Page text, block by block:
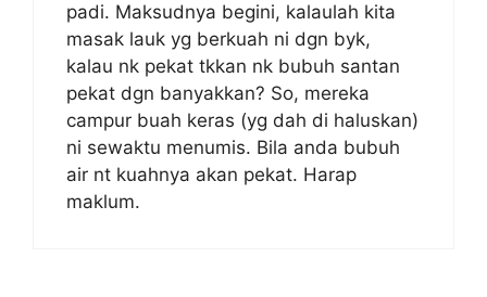
padi. Maksudnya begini, kalaulah kita
masak lauk yg berkuah ni dgn byk,
kalau nk pekat tkkan nk bubuh santan
pekat dgn banyakkan? So, mereka
campur buah keras (yg dah di haluskan)
ni sewaktu menumis. Bila anda bubuh
air nt kuahnya akan pekat. Harap
maklum.